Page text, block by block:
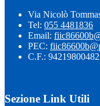
Via Nicolò
Tel: 055 4481836
Email:
PEC:
C.F.: 94219800482
Sezione Link Utili